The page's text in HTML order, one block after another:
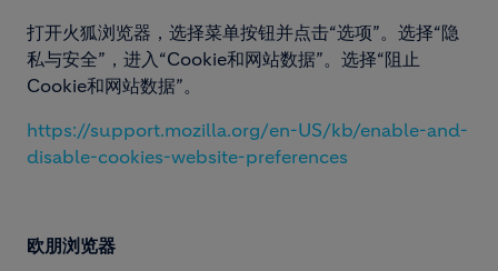
打开火狐浏览器，选择菜单按钮并点击“选项”。选择“隐
私与安全”，进入“Cookie和网站数据”。选择“阻止
Cookie和网站数据”。
https://support.mozilla.org/en-US/kb/enable-and-
disable-cookies-website-preferences
欧朋浏览器